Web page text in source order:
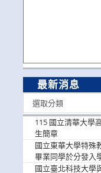
最新消息
選取分類
115 國立清華大學
生簡章
國立東華大學特殊
畢業同學於分發入
國立臺北科技大學